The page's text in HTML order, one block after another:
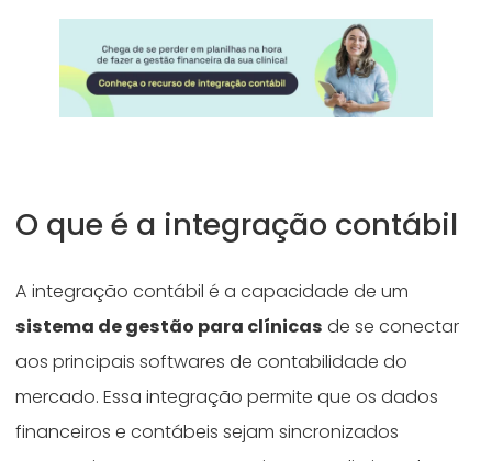
O que é a integração contábil
A integração contábil é a capacidade de um
sistema de gestão para clínicas de se conectar
aos principais softwares de contabilidade do
mercado. Essa integração permite que os dados
financeiros e contábeis sejam sincronizados